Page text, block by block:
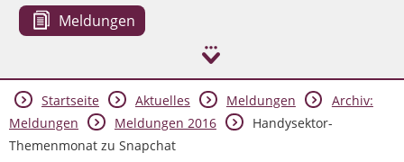
Meldungen
Startseite Aktuelles Meldungen
Archiv:
Meldungen
Meldungen 2016
Handysektor-
Themenmonat zu Snapchat